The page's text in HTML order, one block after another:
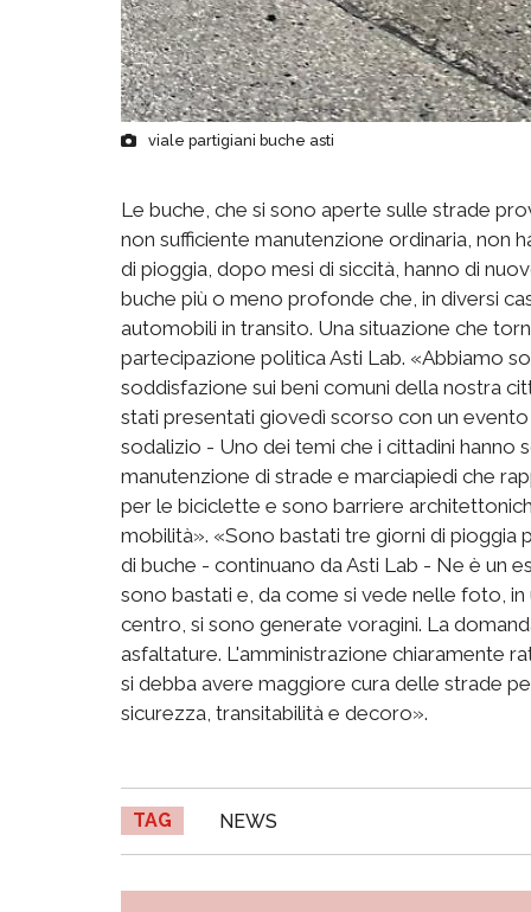
viale partigiani buche asti
Le buche, che si sono aperte sulle strade
non sufficiente manutenzione ordinaria, non
di pioggia, dopo mesi di siccità, hanno di
buche più o meno profonde che, in diversi
automobili in transito. Una situazione che
partecipazione politica Asti Lab. «Abbiamo
soddisfazione sui beni comuni della nostra
stati presentati giovedì scorso con un
sodalizio - Uno dei temi che i cittadini
manutenzione di strade e marciapiedi che
per le biciclette e sono barriere
mobilità». «Sono bastati tre giorni di
di buche - continuano da Asti Lab - Ne è un
sono bastati e, da come si vede nelle foto,
centro, si sono generate voragini. La
asfaltature. L'amministrazione chiaramente
si debba avere maggiore cura delle strade
sicurezza, transitabilità e decoro».
TAG NEWS